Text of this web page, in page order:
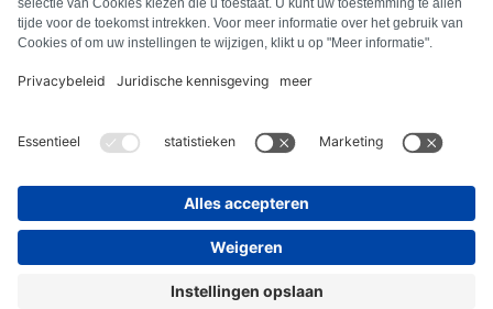
Presse
Impressum
AGB
Cookie-Richtlinie
Vertrag widerrufen
© Repartly 2026